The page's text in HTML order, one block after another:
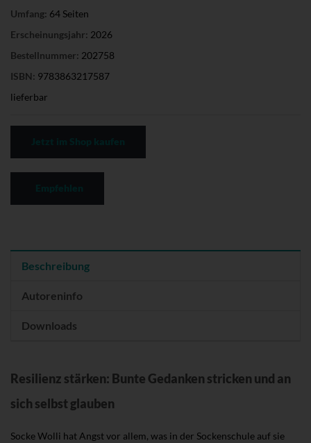
Umfang: 64 Seiten
Erscheinungsjahr: 2026
Bestellnummer: 202758
ISBN: 9783863217587
lieferbar
Beschreibung
Autoreninfo
Downloads
Resilienz stärken: Bunte Gedanken stricken und an
sich selbst glauben
Socke Wolli hat Angst vor allem, was in der Sockenschule auf sie